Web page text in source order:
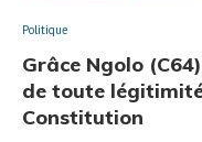
Politique
Grâce Ngolo
de toute
Constitution